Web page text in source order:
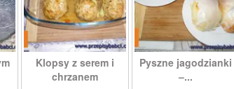
Klopsy z serem i
chrzanem
Pyszne jagodzianki
–...